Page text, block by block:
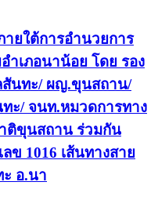
ายใต้การอำนวยการ
เภอนาน้อย โดย รอง
นทะ/ ผญ.ขุนสถาน/
ะ/ จนท.หมวดการทาง
ติขุนสถาน ร่วมกัน
ข 1016 เส้นทางสาย
อ.นา